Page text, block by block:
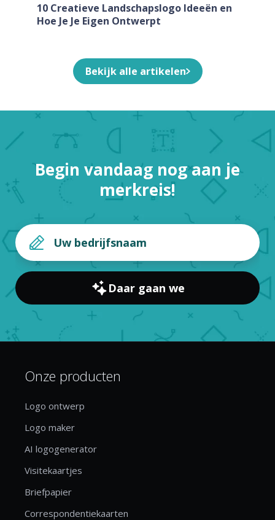
10 Creatieve Landschapslogo Ideeën en
Hoe Je Je Eigen Ontwerpt
Bekijk alle artikelen
Begin vandaag nog aan je
merkreis!
Daar gaan we
Onze producten
Logo ontwerp
Logo maker
AI logogenerator
Visitekaartjes
Briefpapier
Correspondentiekaarten